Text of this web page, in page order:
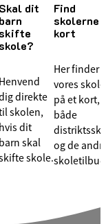
Skal dit
barn
skifte
skole?
Henvend
direkte
skolen,
hvis dit
barn skal
skole.
Find
skolerne
kort
Her finder
vores
på et kort,
både
og de